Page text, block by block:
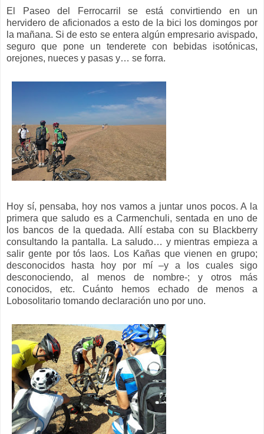
El Paseo del Ferrocarril se está convirtiendo en un
hervidero de aficionados a esto de la bici los domingos por
la mañana. Si de esto se entera algún empresario avispado,
seguro que pone un tenderete con bebidas isotónicas,
orejones, nueces y pasas y… se forra.
Hoy sí, pensaba, hoy nos vamos a juntar unos pocos. A la
primera que saludo es a Carmenchuli, sentada en uno de
los bancos de la quedada. Allí estaba con su Blackberry
consultando la pantalla. La saludo… y mientras empieza a
salir gente por tós laos. Los Kañas que vienen en grupo;
desconocidos hasta hoy por mí –y a los cuales sigo
desconociendo, al menos de nombre-; y otros más
conocidos, etc. Cuánto hemos echado de menos a
Lobosolitario tomando declaración uno por uno.